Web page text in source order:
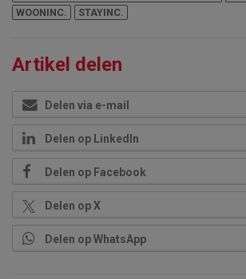
WOONINC.
STAYINC.
Artikel delen
Delen via e-mail
Delen op LinkedIn
Delen op Facebook
Delen op X
Delen op WhatsApp